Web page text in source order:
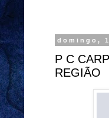
domingo,
P C
REGIÃO